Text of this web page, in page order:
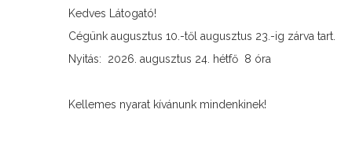
Kedves Látogató!
Cégünk augusztus 10.-től augusztus 23.-ig zárva tart.
Nyitás: 2026. augusztus 24. hétfő 8 óra
Kellemes nyarat kívánunk mindenkinek!